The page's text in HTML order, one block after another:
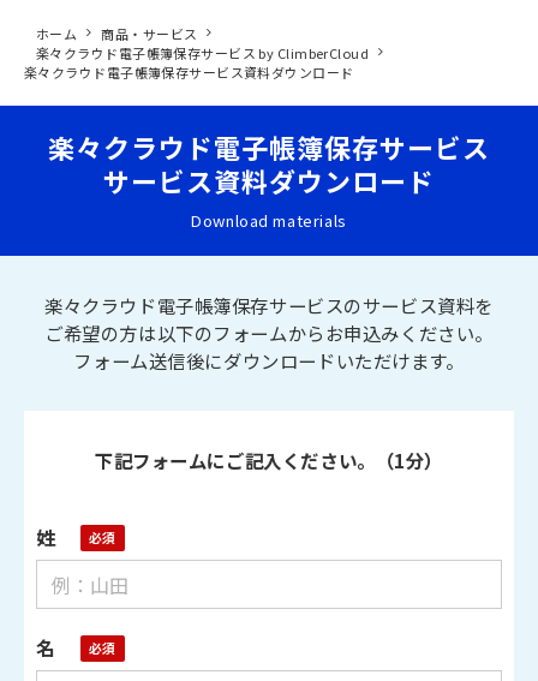
ホーム
商品・サービス
楽々クラウド電子帳簿保存サービス by ClimberCloud
楽々クラウド電子帳簿保存サービス資料ダウンロード
楽々クラウド電子帳簿保存サービス
サービス資料ダウンロード
Download materials
楽々クラウド電子帳簿保存サービスのサービス資料を
ご希望の方は以下のフォームからお申込みください。
フォーム送信後にダウンロードいただけます。
下記フォームにご記入ください。（1分）
姓
名